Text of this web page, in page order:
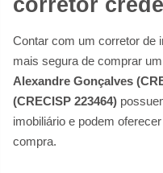
Contar com um corretor de
mais segura de comprar
Alexandre Gonçalves
(CRECISP 223464)
imobiliário e podem
compra.